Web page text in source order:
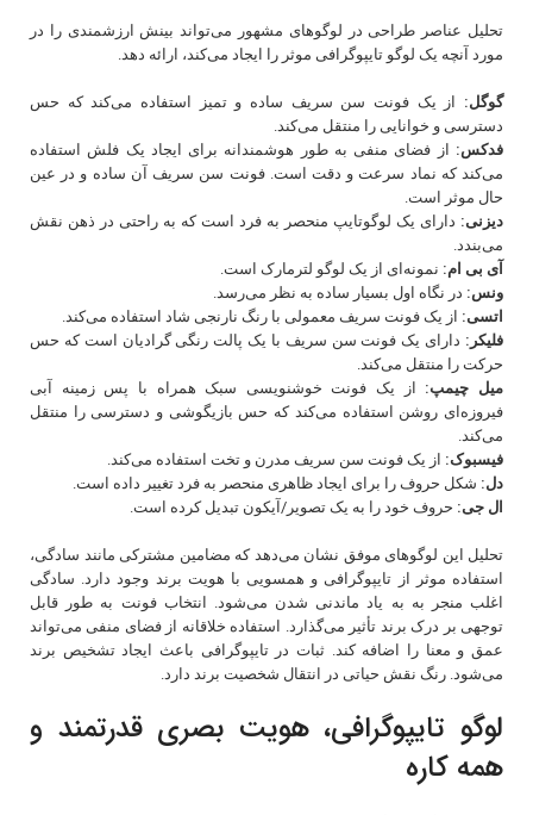
تحلیل عناصر طراحی در لوگوهای مشهور می‌تواند بینش ارزشمندی را در
مورد آنچه یک لوگو تایپوگرافی موثر را ایجاد می‌کند، ارائه دهد.
گوگل: از یک فونت سن سریف ساده و تمیز استفاده می‌کند که حس
دسترسی و خوانایی را منتقل می‌کند.
فدکس: از فضای منفی به طور هوشمندانه برای ایجاد یک فلش استفاده
می‌کند که نماد سرعت و دقت است. فونت سن سریف آن ساده و در عین
حال موثر است.
دیزنی: دارای یک لوگوتایپ منحصر به فرد است که به راحتی در ذهن نقش
می‌بندد.
آی‌ بی‌ ام: نمونه‌ای از یک لوگو لترمارک است.
ونس: در نگاه اول بسیار ساده به نظر می‌رسد.
اتسی: از یک فونت سریف معمولی با رنگ نارنجی شاد استفاده می‌کند.
فلیکر: دارای یک فونت سن سریف با یک پالت رنگی گرادیان است که حس
حرکت را منتقل می‌کند.
میل‌ چیمپ: از یک فونت خوشنویسی سبک همراه با پس زمینه آبی
فیروزه‌ای روشن استفاده می‌کند که حس بازیگوشی و دسترسی را منتقل
می‌کند.
فیسبوک: از یک فونت سن سریف مدرن و تخت استفاده می‌کند.
دل: شکل حروف را برای ایجاد ظاهری منحصر به فرد تغییر داده است.
ال‌ جی: حروف خود را به یک تصویر/آیکون تبدیل کرده است.
تحلیل این لوگوهای موفق نشان می‌دهد که مضامین مشترکی مانند سادگی،
استفاده موثر از تایپوگرافی و همسویی با هویت برند وجود دارد. سادگی
اغلب منجر به به یاد ماندنی شدن می‌شود. انتخاب فونت به طور قابل
توجهی بر درک برند تأثیر می‌گذارد. استفاده خلاقانه از فضای منفی می‌تواند
عمق و معنا را اضافه کند. ثبات در تایپوگرافی باعث ایجاد تشخیص برند
می‌شود. رنگ نقش حیاتی در انتقال شخصیت برند دارد.
لوگو تایپوگرافی، هویت بصری قدرتمند و
همه کاره